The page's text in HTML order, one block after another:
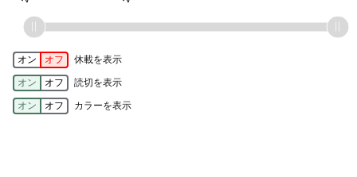
オン オフ 休載を表示
オン オフ 読切を表示
オン オフ カラーを表示